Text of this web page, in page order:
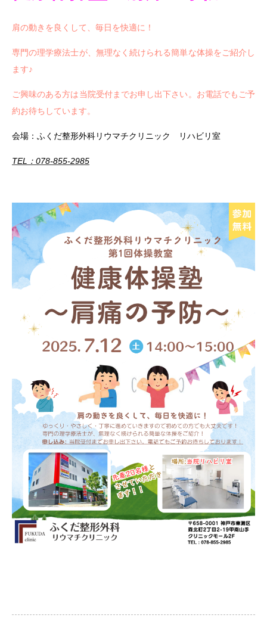
肩の動きを良くして、毎日を快適に！
専門の理学療法士が、無理なく続けられる簡単な体操をご紹介し
ます♪
ご興味のある方は当院受付までお申し出下さい。お電話でもご予
約お待ちしています。
会場：ふくだ整形外科リウマチクリニック リハビリ室
TEL：078-855-2985